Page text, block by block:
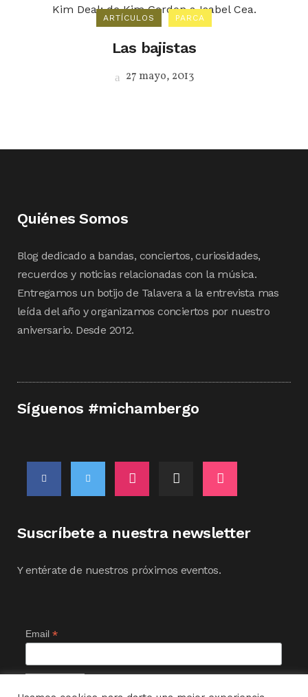
ARTÍCULOS PARCA
Las bajistas
27 mayo, 2013
Quiénes Somos
Blog dedicado a bandas, conciertos, curiosidades,
recuerdos y noticias relacionadas con la música.
Entregamos un botijo de Talavera a la entrevista mas
leída del año y organizamos conciertos por nuestro
aniversario. Desde 2012.
Síguenos #michambergo
Suscríbete a nuestra newsletter
Y entérate de nuestros próximos eventos.
Email *